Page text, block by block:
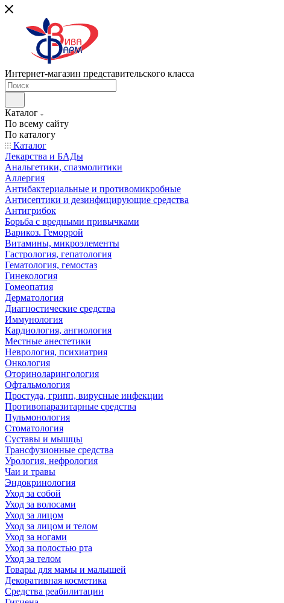
Интернет-магазин представительского класса
Каталог
По всему сайту
По каталогу
Каталог
Лекарства и БАДы
Анальгетики, спазмолитики
Аллергия
Антибактериальные и противомикробные
Антисептики и дезинфицирующие средства
Антигрибок
Борьба с вредными привычками
Варикоз. Геморрой
Витамины, микроэлементы
Гастрология, гепатология
Гематология, гемостаз
Гинекология
Гомеопатия
Дерматология
Диагностические средства
Иммунология
Кардиология, ангиология
Местные анестетики
Неврология, психиатрия
Онкология
Оториноларингология
Офтальмология
Простуда, грипп, вирусные инфекции
Противопаразитарные средства
Пульмонология
Стоматология
Суставы и мышцы
Трансфузионные средства
Урология, нефрология
Чаи и травы
Эндокринология
Уход за собой
Уход за волосами
Уход за лицом
Уход за лицом и телом
Уход за ногами
Уход за полостью рта
Уход за телом
Товары для мамы и малышей
Декоративная косметика
Средства реабилитации